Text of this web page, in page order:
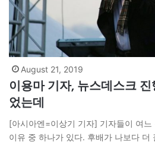
August 21, 2019
이용마 기자, 뉴스데스크
었는데
[아시아엔=이상기 기자] 기자들이 여
이유 중 하나가 있다. 후배가 나보다 더